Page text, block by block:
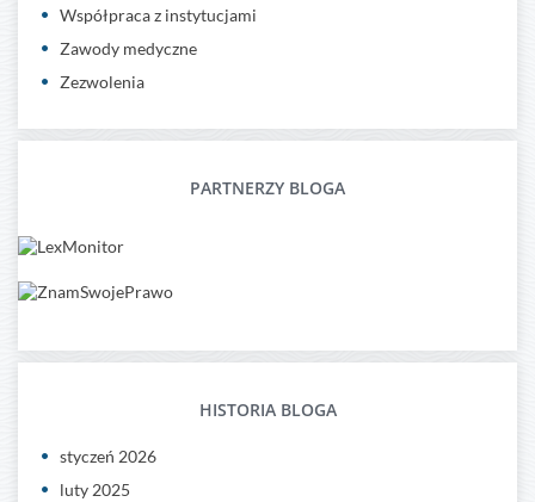
Współpraca z instytucjami
Zawody medyczne
Zezwolenia
PARTNERZY BLOGA
HISTORIA BLOGA
styczeń 2026
luty 2025